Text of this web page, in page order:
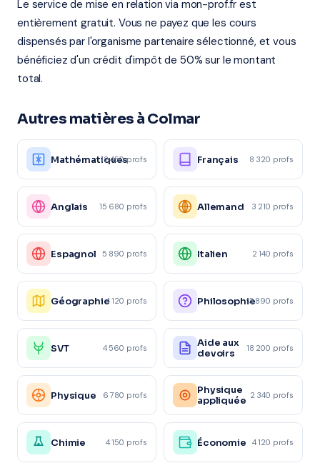
Le service de mise en relation via mon-prof.fr est
entièrement gratuit. Vous ne payez que les cours
dispensés par l'organisme partenaire sélectionné, et vous
bénéficiez d'un crédit d'impôt de 50% sur le montant
total.
Autres matières à Colmar
Mathématiques
12 450 profs Français 8 320 profs
Anglais 15 680 profs Allemand 3 210 profs
Espagnol 5 890 profs Italien 2 140 profs
Géographie4 120 profs Philosophie3 890 profs
SVT 4 560 profs
Aide aux
devoirs
18 200 profs
Physique 6 780 profs
Physique
appliquée 2 340 profs
Chimie 4 150 profs Économie 4 120 profs